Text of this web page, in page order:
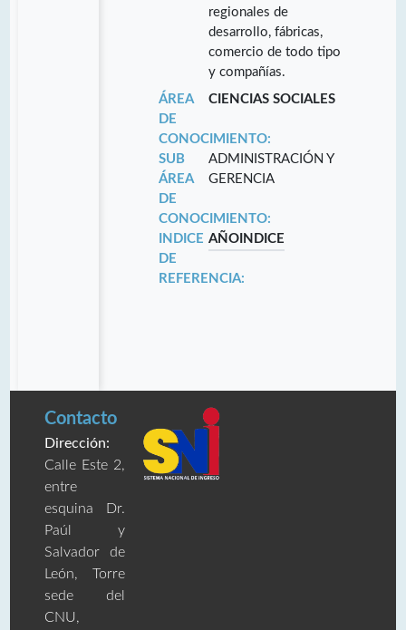
regionales de
desarrollo, fábricas,
comercio de todo tipo
y compañías.
ÁREA
DE
CONOCIMIENTO:
CIENCIAS SOCIALES
SUB
ÁREA
DE
CONOCIMIENTO:
ADMINISTRACIÓN Y
GERENCIA
INDICE
DE
REFERENCIA:
AÑO INDICE
Contacto
Dirección:
Calle Este 2,
entre
esquina Dr.
Paúl y
Salvador de
León, Torre
sede del
CNU,